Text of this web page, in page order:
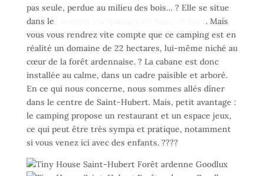
pas seule, perdue au milieu des bois… ? Elle se situe
dans le
. Mais
vous vous rendrez vite compte que ce camping est en
réalité un domaine de 22 hectares, lui-même niché au
cœur de la forêt ardennaise. ? La cabane est donc
installée au calme, dans un cadre paisible et arboré.
En ce qui nous concerne, nous sommes allés dîner
dans le centre de Saint-Hubert. Mais, petit avantage :
le camping propose un restaurant et un espace jeux,
ce qui peut être très sympa et pratique, notamment
si vous venez ici avec des enfants. ?‍?‍?‍?